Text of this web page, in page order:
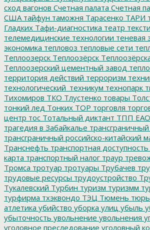
сход вагонов Счетная палата Счетная
США тайфун таможня Тарасенко ТАРИ
Гладких Тафи-диагностика театр
телемедицинские технологии теневая
экономика тепловоз тепловые сети
Теплоозерск Теплоозёрск
Теплоозерский цементный завод
территория действий терроризм
технологический_техникум технопарк
Тихомиров ТКО Тлустенко товары
тонкий лед Тонких ТОР торговля
центр тос Тотальный диктант ТПП ЕАО
трагедия в Забайкалье
трансграничный российско-китайский
Транснефть транспортная доступность
карта транспортный налог траур
Тромса тротуар тротуары Трубачев
трудовые ресурсы трудоустройство
Тукалевский Турбин туризм туризмм
турфирма тхэквондо ТЭЦ Тюмень
атлетика убийство уборка улиц убыль
убыточность увольнение увольнения
уголовное преследование уголовный